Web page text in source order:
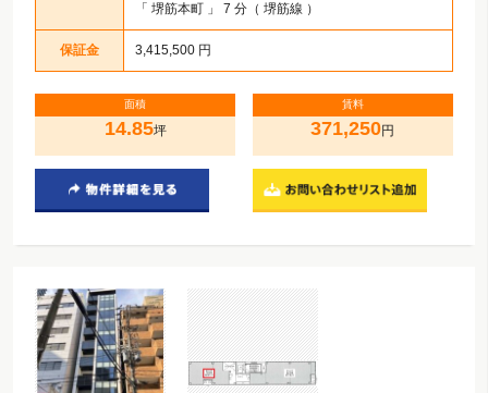
「 堺筋本町 」 7 分（ 堺筋線 ）
保証金 3,415,500 円
面積
14.85坪
賃料
371,250円